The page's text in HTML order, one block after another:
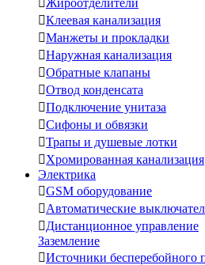
Жироотделители
Клеевая канализация
Манжеты и прокладки
Наружная канализация
Обратные клапаны
Отвод конденсата
Подключение унитаза
Сифоны и обвязки
Трапы и душевые лотки
Хромированная канализация
Электрика
GSM оборудование
Автоматические
Дистанционное управление
Заземление
Источники бесперебойного